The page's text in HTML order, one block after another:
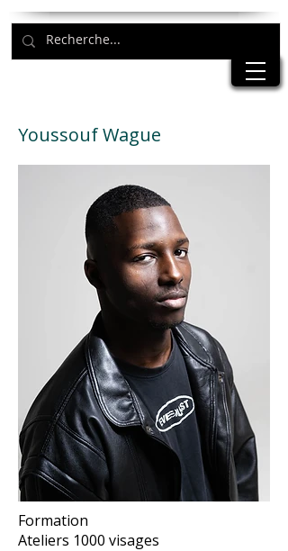
Youssouf Wague
Formation
Ateliers 1000 visages